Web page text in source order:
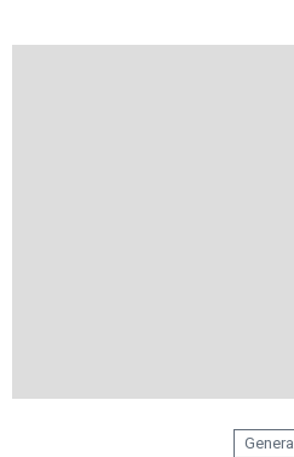
General